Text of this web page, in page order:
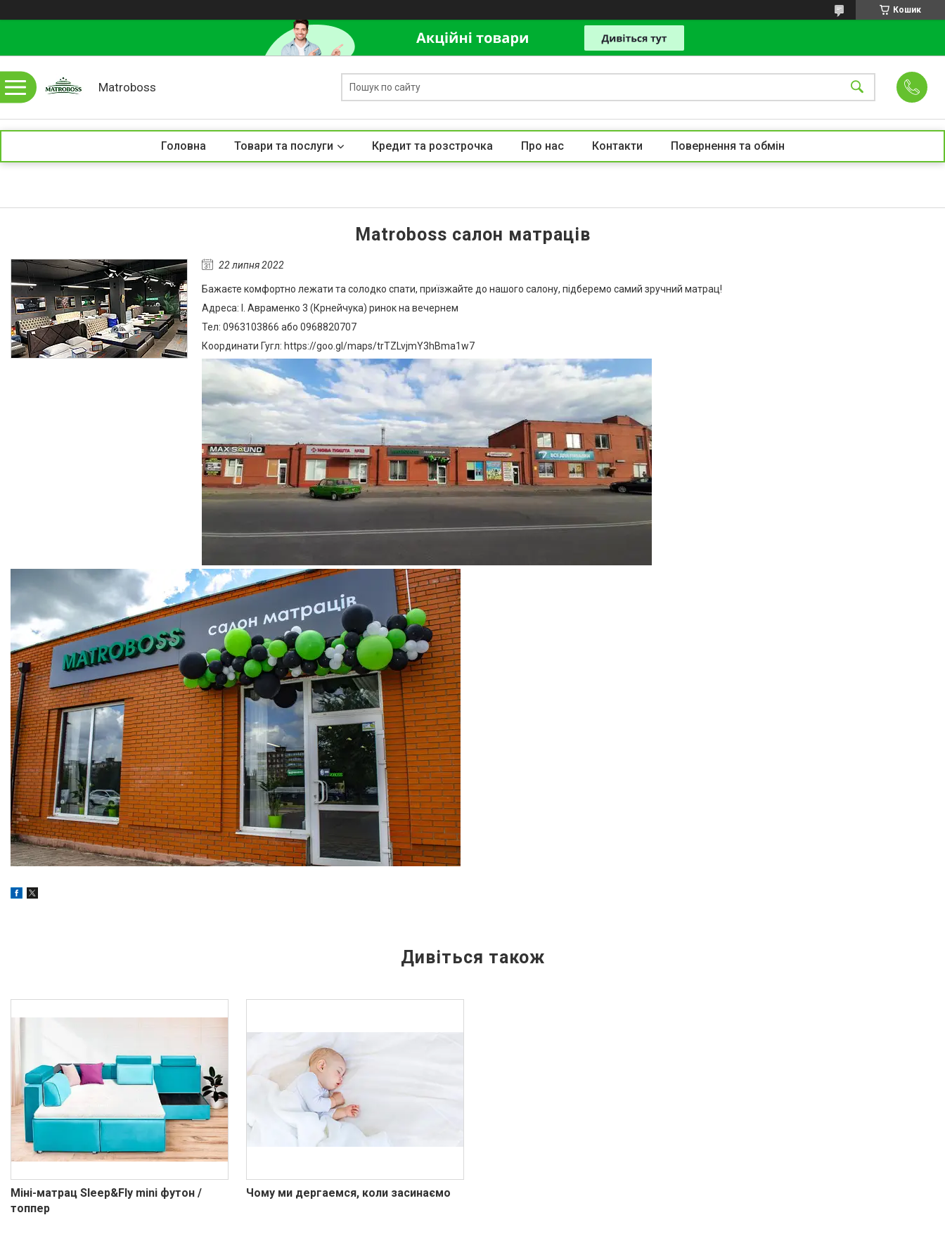
Кошик
Matroboss
Головна Товари та послуги Кредит та розстрочка Про нас Контакти Повернення та обмін
Matroboss салон матраців
22 липня 2022
Бажаєте комфортно лежати та солодко спати, приїзжайте до нашого салону, підберемо самий зручний матрац!
Адреса: І. Авраменко 3 (Крнейчука) ринок на вечернем
Тел: 0963103866 або 0968820707
Координати Гугл: https://goo.gl/maps/trTZLvjmY3hBma1w7
Міні-матрац Sleep&Fly mini футон /
топпер
Чому ми дергаемся, коли засинаємо